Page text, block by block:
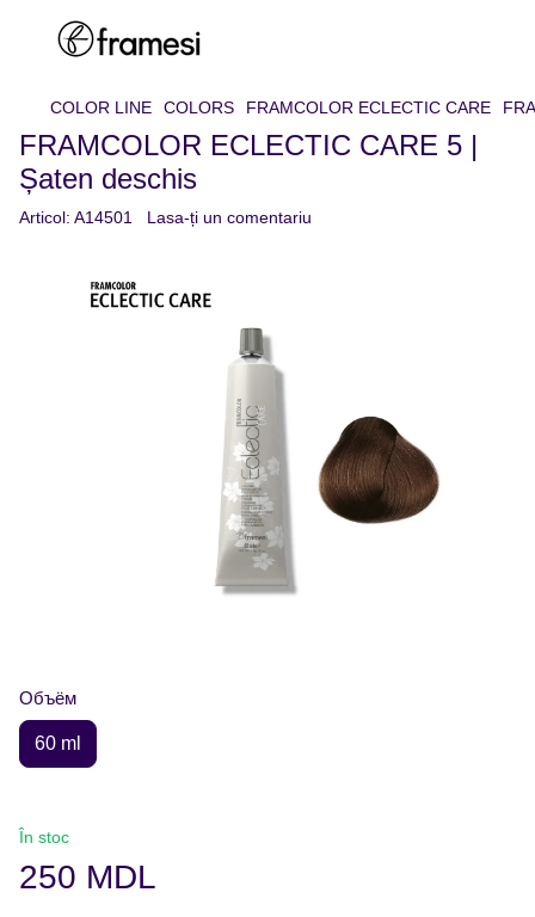
COLOR LINE COLORS FRAMCOLOR ECLECTIC CARE
FRAMCOLOR ECLECTIC CARE 5 |
Șaten deschis
Articol: A14501 Lasa-ți un comentariu
Объём
60 ml
În stoc
250 MDL